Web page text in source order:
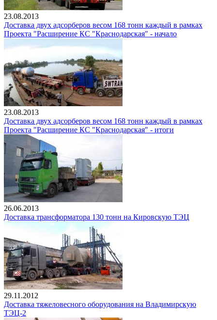
23.08.2013
Доставка двух адсорберов весом 168 тонн каждый в рамках
Проекта "Расширение КС "Краснодарская" - начало
23.08.2013
Доставка двух адсорберов весом 168 тонн каждый в рамках
Проекта "Расширение КС "Краснодарская" - итоги
26.06.2013
Доставка трансформатора 130 тонн на Кировскую ТЭЦ
29.11.2012
Доставка тяжеловесного оборудования на Владимирскую
ТЭЦ-2